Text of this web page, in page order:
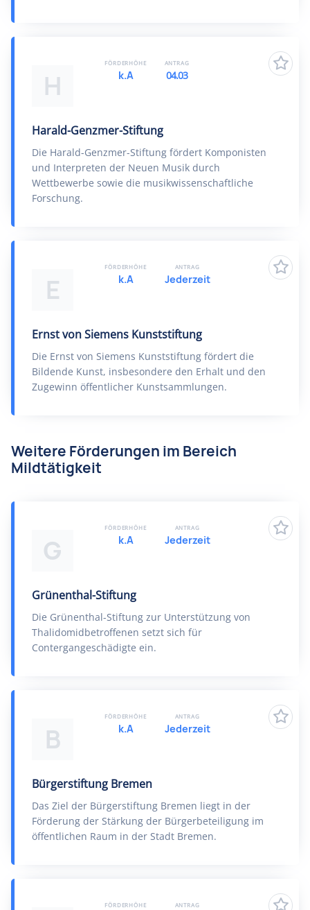
H
Harald-Genzmer-Stiftung
Die Harald-Genzmer-Stiftung fördert Komponisten
und Interpreten der Neuen Musik durch
Wettbewerbe sowie die musikwissenschaftliche
Forschung.
FÖRDERHÖHE
k.A
ANTRAG
04.03
E
Ernst von Siemens Kunststiftung
Die Ernst von Siemens Kunststiftung fördert die
Bildende Kunst, insbesondere den Erhalt und den
Zugewinn öffentlicher Kunstsammlungen.
FÖRDERHÖHE
k.A
ANTRAG
Jederzeit
Weitere Förderungen im Bereich
Mildtätigkeit
G
Grünenthal-Stiftung
Die Grünenthal-Stiftung zur Unterstützung von
Thalidomidbetroffenen setzt sich für
Contergangeschädigte ein.
FÖRDERHÖHE
k.A
ANTRAG
Jederzeit
B
Bürgerstiftung Bremen
Das Ziel der Bürgerstiftung Bremen liegt in der
Förderung der Stärkung der Bürgerbeteiligung im
öffentlichen Raum in der Stadt Bremen.
FÖRDERHÖHE
k.A
ANTRAG
Jederzeit
FÖRDERHÖHE ANTRAG